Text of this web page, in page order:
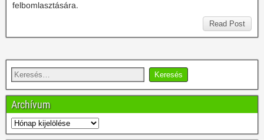
felbomlasztására.
Read Post
Archívum